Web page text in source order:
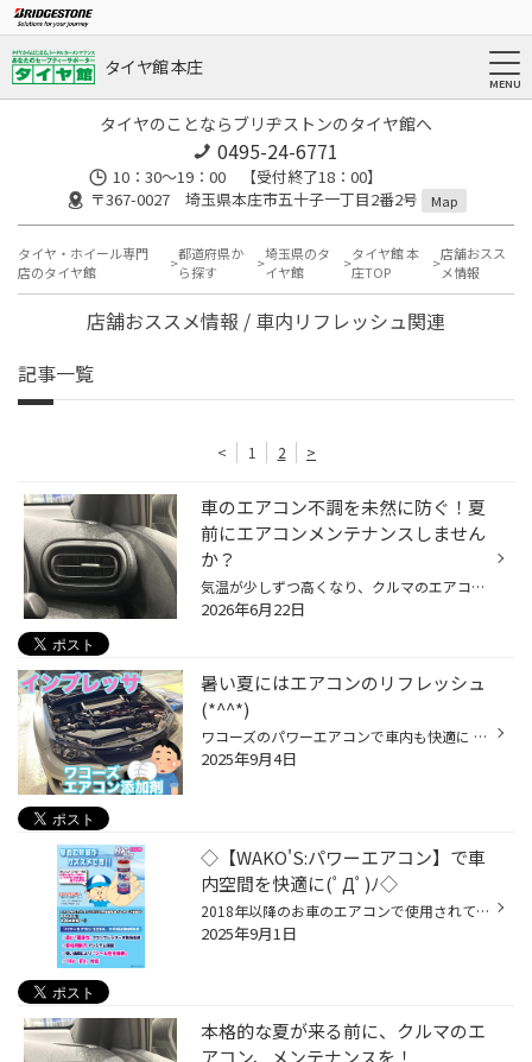
タイヤ館 本庄
タイヤのことならブリヂストンのタイヤ館へ
0495-24-6771
10：30～19：00 【受付終了18：00】
〒367-0027 埼玉県本庄市五十子一丁目2番2号
Map
タイヤ・ホイール専門
店のタイヤ館
都道府県か
ら探す
埼玉県のタ
イヤ館
タイヤ館 本
庄TOP
店舗おスス
メ情報
店舗おススメ情報 / 車内リフレッシュ関連
記事一覧
< 1 2 >
車のエアコン不調を未然に防ぐ！夏
前にエアコンメンテナンスしません
か？
気温が少しずつ高くなり、クルマのエアコンを使用する機会も増えてきていると思います。 是非、夏本番を迎える前におクルマのエアコンのメンテナンスをしませんか？ 【より快適に♪今がおススメ！カーエアコンのメンテナンス】 ■エアコンガスクリーニング おクルマの経年劣化によって、エアコンの効...
2026年6月22日
暑い夏にはエアコンのリフレッシュ
(*^^*)
ワコーズのパワーエアコンで車内も快適に 連日の猛暑でエアコンを使わない日は無いですよね(；一_一) エアコンの冷えが弱く感じていたり、エアコンを使うと昔より加速が悪くなったなど そんな時にはエアコン添加剤がおススメです！ こちらのインプレッサはバルクヘッドとインタークーラーの間にチャ...
2025年9月4日
◇【WAKO'S:パワーエアコン】で車
内空間を快適に(ﾟДﾟ)ﾉ◇
2018年以降のお車のエアコンで使用されている【R1234yf専用】の添加剤(=ﾟωﾟ)ﾉ エアコンガスの潤滑性や成分の維持などに効果のある添加剤なのです♬♬ まだまだ続く夏の暑さ対策に「1本いかがですか|дﾟ)？！」 ◇「作業に関してのご相談」もお気軽にスタッフまで(⁎⁍̴̆Ɛ⁍̴̆⁎)/◇ オイル交換からタイヤ交換...
2025年9月1日
本格的な夏が来る前に、クルマのエ
アコン、メンテナンスを！